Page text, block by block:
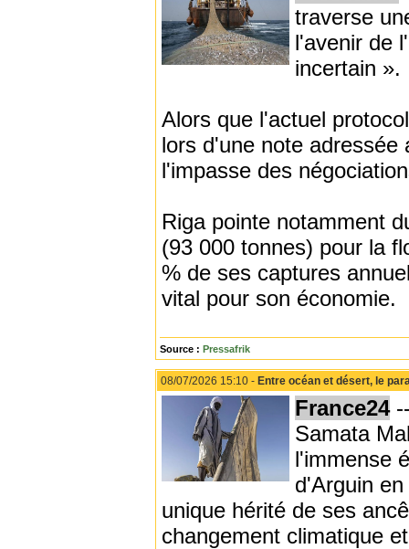
traverse
l'avenir de
incertain ».
Alors que l'actuel
lors d'une note adressée
l'impasse des
Riga pointe notamment
(93 000 tonnes) pour la
% de ses captures
vital pour son économie.
Source : Pressafrik
08/07/2026 15:10 - Entre océan et désert, le
France24--
Samata
l'immense
d'Arguin
unique hérité de ses
changement climatique